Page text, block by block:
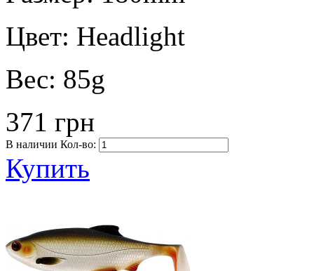
Цвет: Headlight
Вес: 85g
371 грн
В наличии Кол-во:
Купить